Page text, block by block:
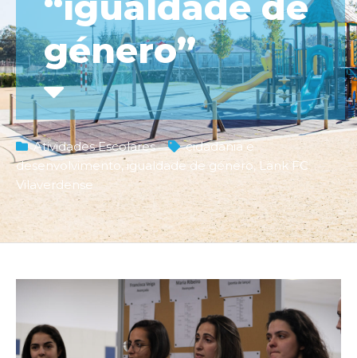
género”
Atividades Escolares
cidadania e
desenvolvimento,igualdade de género, Länk FC
Vilaverdense